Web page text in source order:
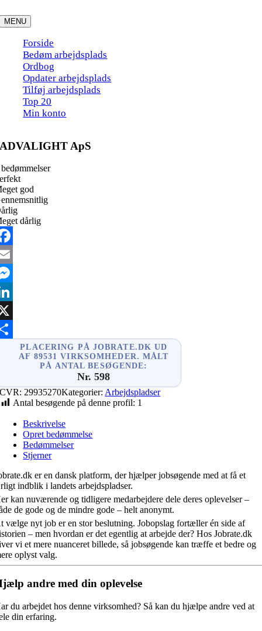
to
content
MENU
Forside
Bedøm arbejdsplads
Ordbog
Opdater arbejdsplads
Tilføj arbejdsplads
Top 20
Min konto
ADVALIGHT ApS
god
dårlig
PLACERING PÅ JOBRATE.DK UD
AF 89531 VIRKSOMHEDER. MÅLT
PÅ ANTAL BESØGENDE:
Nr. 598
CVR: 29935270Kategorier: Arbejdspladser
Antal besøgende på denne profil: 1
Beskrivelse
Opret bedømmelse
Bedømmelser
Stjerner
er en dansk platform, der hjælper jobsøgende med at få et
indblik i landets arbejdspladser.
kan nuværende og tidligere medarbejdere dele deres oplevelser –
de gode og de mindre gode – helt anonymt.
vælge nyt job er en stor beslutning. Jobopslag fortæller én side af
– men hvordan er det egentlig at arbejde der? Hos Jobrate.dk
vi et mere nuanceret billede, så jobsøgende kan træffe et bedre og
oplyst valg.
andre med din oplevelse
du arbejdet hos denne virksomhed? Så kan du hjælpe andre ved at
din erfaring.